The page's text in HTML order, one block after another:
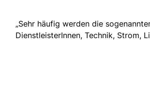
„Sehr häufig werden die
DienstleisterInnen, Technik, Strom,